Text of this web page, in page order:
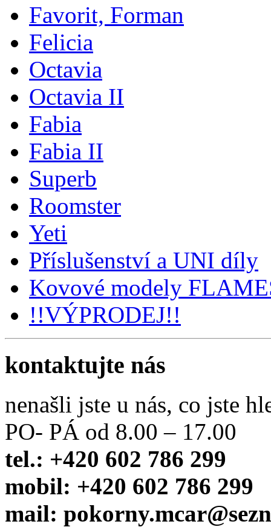
Favorit, Forman
Felicia
Octavia
Octavia II
Fabia
Fabia II
Superb
Roomster
Yeti
Příslušenství a UNI díly
Kovové modely
!!VÝPRODEJ!!
kontaktujte nás
nenašli jste u nás, co jste
PO- PÁ od 8.00 – 17.00
tel.: +420 602 786 299
mobil: +420 602 786 299
mail: